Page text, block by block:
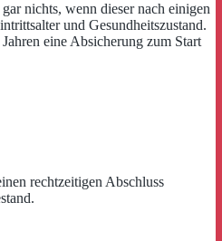
nichts, wenn dieser nach einigen
und Gesundheitszustand.
eine Absicherung zum Start
rechtzeitigen Abschluss